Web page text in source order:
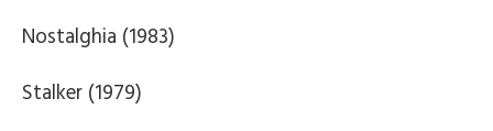
Nostalghia (1983)
Stalker (1979)